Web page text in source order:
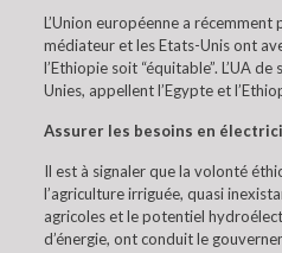
L’Union européenne a
médiateur et les Etats-Unis ont
l’Ethiopie soit “équitable”. L’UA
Unies, appellent l’Egypte et
Assurer les besoins en
Il est à signaler que la volonté
l’agriculture irriguée, quasi
agricoles et le potentiel
d’énergie, ont conduit le